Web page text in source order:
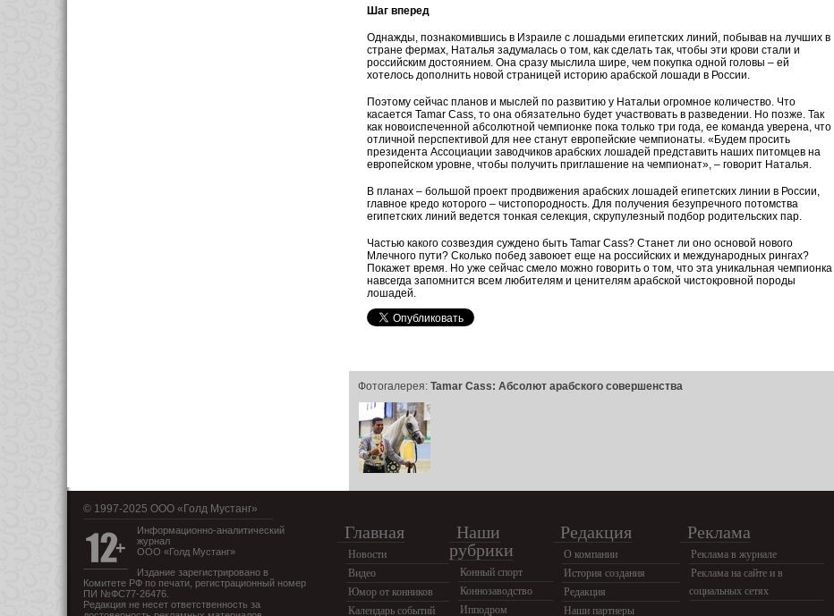
Шаг вперед
Однажды, познакомившись в Израиле с лошадьми египетских линий, побывав на лучших в
стране фермах, Наталья задумалась о том, как сделать так, чтобы эти крови стали и
российским достоянием. Она сразу мыс­лила шире, чем покупка одной головы – ей
хотелось дополнить новой страницей историю арабской лошади в России.
Поэтому сейчас планов и мыс­лей по развитию у Натальи огромное количество. Что
касается Tamar Cass, то она обязательно будет участвовать в разведении. Но позже. Так
как новоиспеченной абсолютной чемпионке пока только три года, ее команда уверена, что
отличной перспективой для нее станут европейские чемпионаты. «Будем просить
президента Ассоциации заводчиков арабских лошадей представить наших питомцев на
европейском уровне, чтобы получить приглашение на чемпионат», – говорит Наталья.
В планах – большой проект продвижения арабских лошадей египетских линии в России,
главное кредо которого – чистопородность. Для получения безупречного потомства
египетских линий ведется тонкая селекция, скрупулезный подбор родительских пар.
Частью какого созвездия суждено быть Tamar Cass? Станет ли оно основой нового
Млечного пути? Сколько побед завоюет еще на российских и международных рингах?
Покажет время. Но уже сейчас смело можно говорить о том, что эта уникальная чемпионка
навсегда запомнится всем любителям и ценителям арабской чистокровной породы
лошадей.
Фотогалерея: Tamar Cass: Абсолют арабского совершенства
© 1997-2025 OOO «Голд Мустанг»
Информационно-аналитический
журнал
ООО «Голд Мустанг»
Издание зарегистрировано в
Комитете РФ по печати, регистрационный номер
ПИ №ФС77-26476.
Редакция не несет ответственность за
Главная
Новости
Видео
Юмор от конников
Календарь событий
Наши
рубрики
Конный спорт
Коннозаводство
Ипподром
Редакция
О компании
История создания
Редакция
Наши партнеры
Реклама
Реклама в журнале
Реклама на сайте и в
социальных сетях